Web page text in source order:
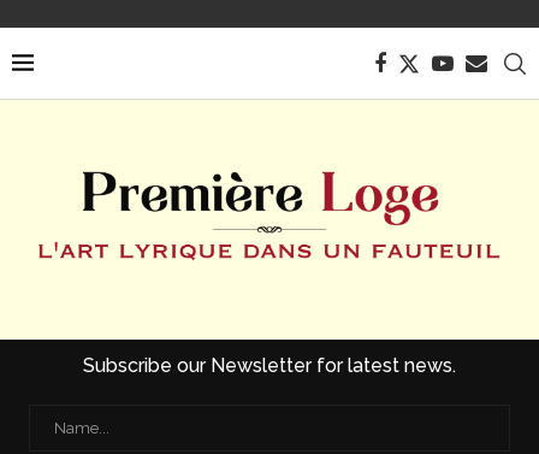
Subscribe our Newsletter for latest news.